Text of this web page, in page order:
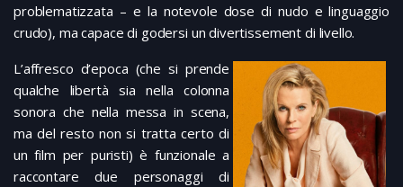
problematizzata – e la notevole dose di nudo e linguaggio
crudo), ma capace di godersi un divertissement di livello.
L’affresco d’epoca (che si prende
qualche libertà sia nella colonna
sonora che nella messa in scena,
ma del resto non si tratta certo di
un film per puristi) è funzionale a
raccontare due personaggi di